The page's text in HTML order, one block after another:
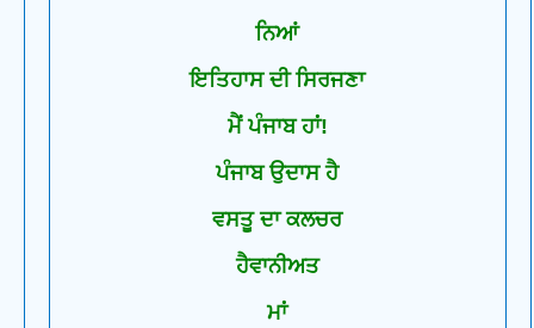
ਨਿਆਂ
ਇਤਿਹਾਸ ਦੀ ਸਿਰਜਣਾ
ਮੈਂ ਪੰਜਾਬ ਹਾਂ!
ਪੰਜਾਬ ਉਦਾਸ ਹੈ
ਵਸਤੂ ਦਾ ਕਲਚਰ
ਹੈਵਾਨੀਅਤ
ਮਾਂ